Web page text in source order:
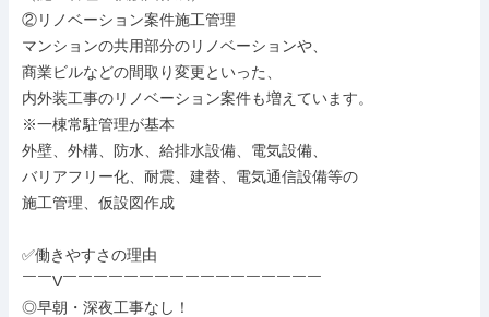
②リノベーション案件施工管理
マンションの共用部分のリノベーションや、
商業ビルなどの間取り変更といった、
内外装工事のリノベーション案件も増えています。
※一棟常駐管理が基本
外壁、外構、防水、給排水設備、電気設備、
バリアフリー化、耐震、建替、電気通信設備等の
施工管理、仮設図作成
✅働きやすさの理由
￣￣V￣￣￣￣￣￣￣￣￣￣￣￣￣￣￣￣￣
◎早朝・深夜工事なし！